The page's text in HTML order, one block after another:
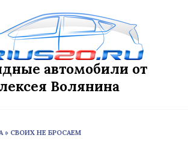
автомобили от
Волянина
» СВОИХ НЕ БРОСАЕМ